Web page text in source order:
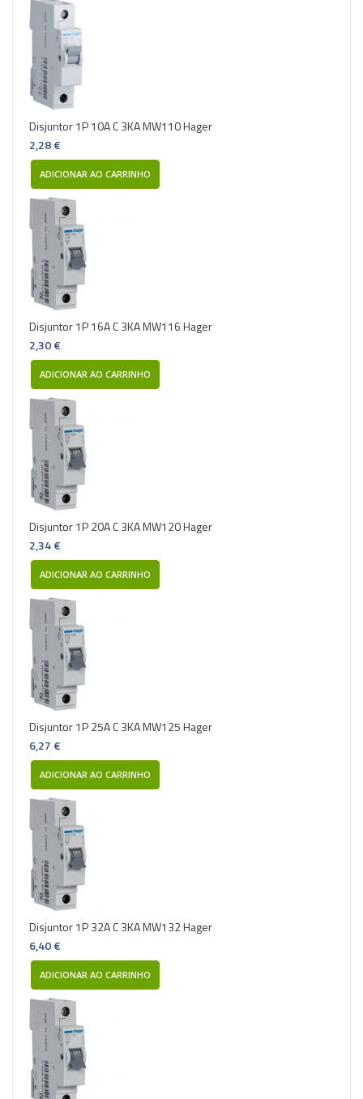
Disjuntor 1P 10A C 3KA MW110 Hager
2,28 €
ADICIONAR AO CARRINHO
Disjuntor 1P 16A C 3KA MW116 Hager
2,30 €
ADICIONAR AO CARRINHO
Disjuntor 1P 20A C 3KA MW120 Hager
2,34 €
ADICIONAR AO CARRINHO
Disjuntor 1P 25A C 3KA MW125 Hager
6,27 €
ADICIONAR AO CARRINHO
Disjuntor 1P 32A C 3KA MW132 Hager
6,40 €
ADICIONAR AO CARRINHO